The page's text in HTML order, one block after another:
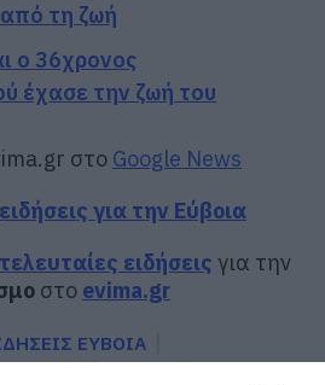
τη ζωή
ο 36χρονος
έχασε την ζωή του
στο Google News
ειδήσεις για την Εύβοια
τελευταίες ειδήσεις για την
στο evima.gr
ΕΥΒΟΙΑ